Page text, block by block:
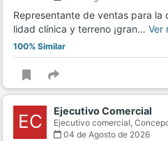
Representante de ventas para
lidad clínica y terreno ¡gran… Ver
100% Similar
EC Ejecutivo Comercial
Ejecutivo comercial,
04 de Agosto de 2026